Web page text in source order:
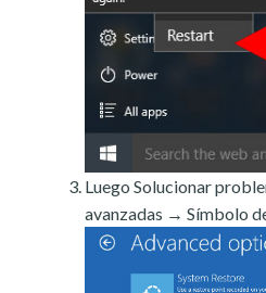
Luego Solucionar
avanzadas → Símbolo